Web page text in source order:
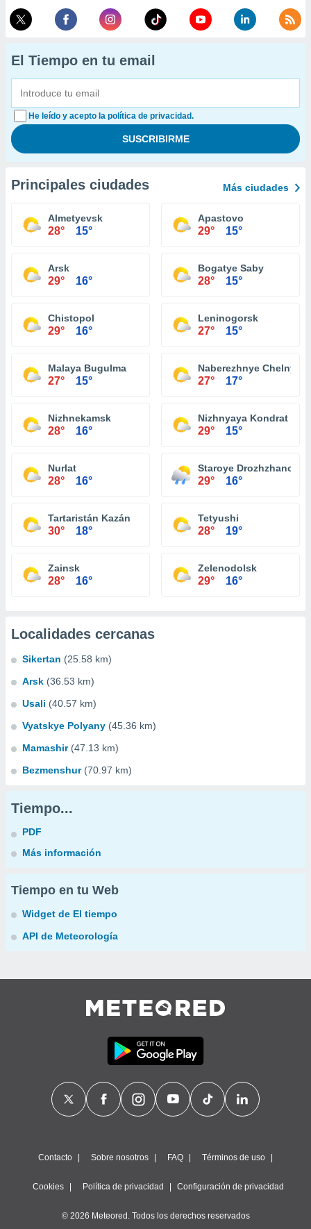
El Tiempo en tu email
He leído y acepto la política de privacidad.
Principales ciudades Más ciudades
Almetyevsk
28° 15°
Apastovo
29° 15°
Arsk
29° 16°
Bogatye Saby
28° 15°
Chistopol
29° 16°
Leninogorsk
27° 15°
Malaya Bugulma
27° 15°
Naberezhnye Chelny
27° 17°
Nizhnekamsk
28° 16°
Nizhnyaya Kondrat
29° 15°
Nurlat
28° 16°
Staroye Drozhzhanoye
29° 16°
Tartaristán Kazán
30° 18°
Tetyushi
28° 19°
Zainsk
28° 16°
Zelenodolsk
29° 16°
Localidades cercanas
Sikertan (25.58 km)
Arsk (36.53 km)
Usali (40.57 km)
Vyatskye Polyany (45.36 km)
Mamashir (47.13 km)
Bezmenshur (70.97 km)
Tiempo...
PDF
Más información
Tiempo en tu Web
Widget de El tiempo
API de Meteorología
Contacto Sobre nosotros FAQ Términos de uso
Cookies Política de privacidad Configuración de privacidad
© 2026 Meteored. Todos los derechos reservados